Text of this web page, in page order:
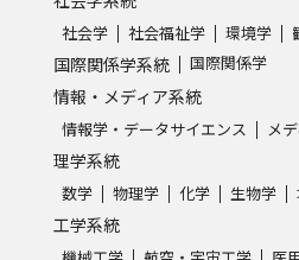
社会学 社会福祉学 環境学
国際関係学系統 国際関係学
情報・メディア系統
情報学・データサイエンス メ
理学系統
数学 物理学 化学 生物学
工学系統